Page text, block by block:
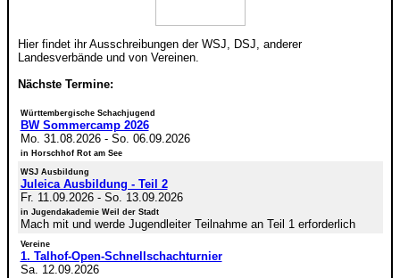
Hier findet ihr Ausschreibungen der WSJ, DSJ, anderer
Landesverbände und von Vereinen.
Nächste Termine:
Württembergische Schachjugend
BW Sommercamp 2026
Mo. 31.08.2026- So. 06.09.2026
in Horschhof Rot am See
WSJ Ausbildung
Juleica Ausbildung - Teil 2
Fr. 11.09.2026- So. 13.09.2026
in Jugendakademie Weil der Stadt
Mach mit und werde Jugendleiter Teilnahme an Teil 1 erforderlich
Vereine
1. Talhof-Open-Schnellschachturnier
Sa. 12.09.2026